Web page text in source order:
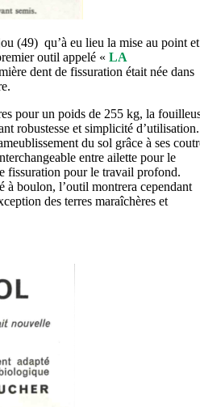
(49) qu’à eu lieu la mise au point et
outil appelé « LA
dent de fissuration était née dans
pour un poids de 255 kg, la
robustesse et simplicité d’utilisation.
du sol grâce à ses
entre ailette pour le
fissuration pour le travail profond.
à boulon, l’outil montrera cependant
des terres maraîchères et